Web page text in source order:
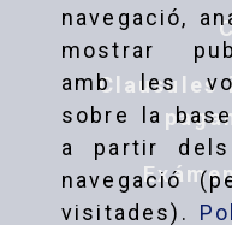
navegació,
mostrar
amb les
sobre la
a partir
navegació
visitades).